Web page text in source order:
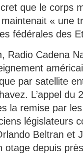
que le corps
« une
fédérales des
Radio Cadena
par satellite
L’appel du
la remise par
législateurs
Beltran et
otage depuis